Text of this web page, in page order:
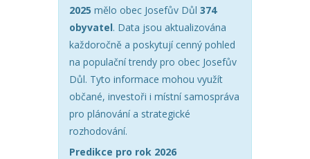
2025 mělo obec Josefův Důl 374
obyvatel. Data jsou aktualizována
každoročně a poskytují cenný pohled
na populační trendy pro obec Josefův
Důl. Tyto informace mohou využít
občané, investoři i místní samospráva
pro plánování a strategické
rozhodování.
Predikce pro rok 2026